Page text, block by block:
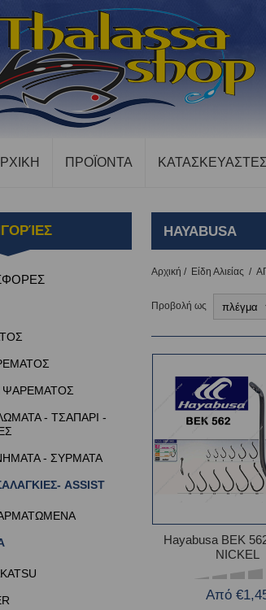
ΠΡΟΪΟΝΤΑ ΚΑΤΑΣΚΕΥΑΣΤΕΣ
HAYABUSA
Αρχική / Είδη Αλιείας /
Προβολή ως
Hayabusa BEK
NICKEL
Από
ΨΑΡΕΜΑΤΟΣ
- ΤΣΑΠΑΡΙ -
- ΣΥΡΜΑΤΑ
ASSIST
ΑΡΜΑΤΩΜΕΝΑ